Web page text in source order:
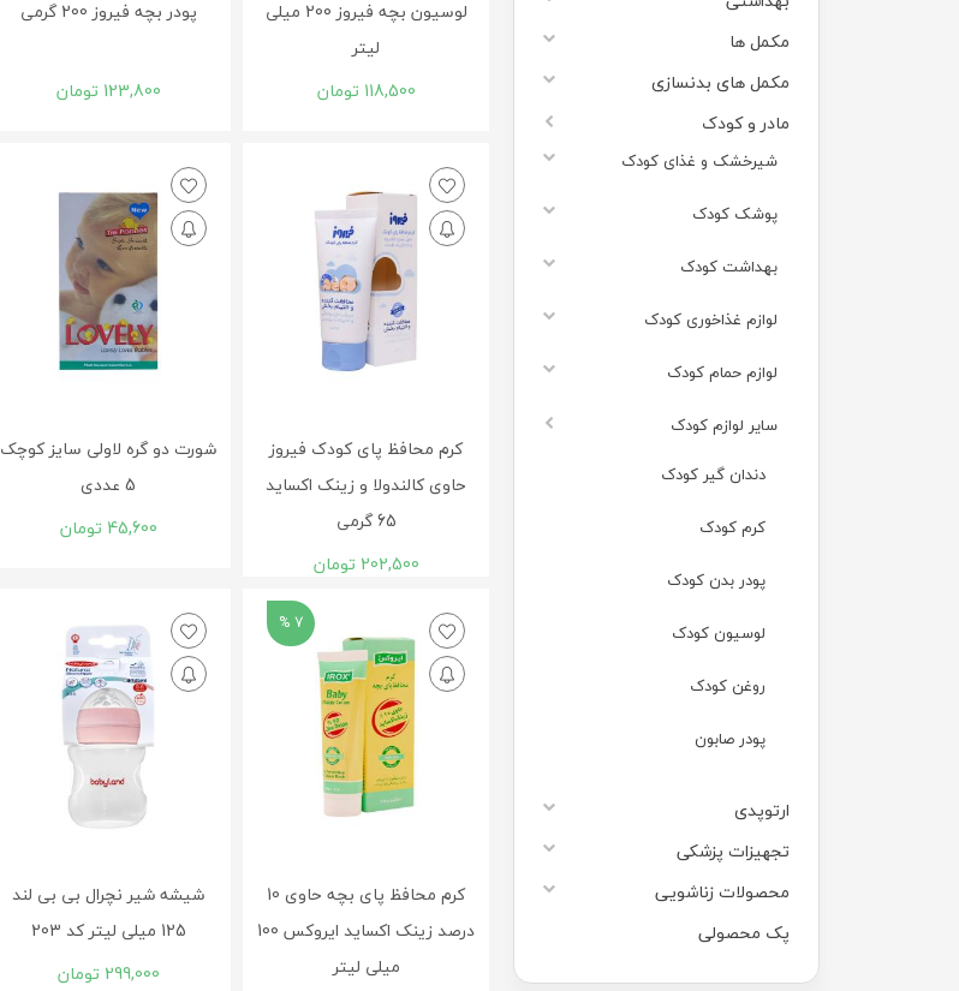
مکمل ها
مکمل های بدنسازی
مادر و کودک
شیرخشک و غذای کودک
پوشک کودک
بهداشت کودک
لوازم غذاخوری کودک
لوازم حمام کودک
سایر لوازم کودک
دندان گیر کودک
کرم کودک
پودر بدن کودک
لوسیون کودک
روغن کودک
پودر صابون
ارتوپدی
تجهیزات پزشکی
محصولات زناشویی
پک محصولی
لوسیون بچه فیروز 200 میلی
لیتر
118,500 تومان
پودر بچه فیروز 200 گرمی
123,800 تومان
کرم محافظ پای کودک فیروز
حاوی کالندولا و زینک اکساید
65 گرمی
202,500 تومان
شورت دو گره لاولی سایز کوچک
5 عددی
45,600 تومان
7 %
کرم محافظ پای بچه حاوی 10
درصد زینک اکساید ایروکس 100
میلی لیتر
شیشه شیر نچرال بی بی لند
125 میلی لیتر کد 203
299,000 تومان